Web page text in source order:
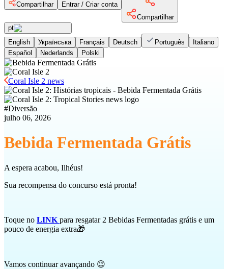
Compartilhar
Entrar / Criar conta
Compartilhar
pt
English
Українська Français Deutsch Português
Italiano
Español
Nederlands Polski
Coral Isle 2 news
#Diversão
julho 06, 2026
Bebida Fermentada Grátis
A espera acabou, Ilhéus!
Sua recompensa do concurso está pronta!
Toque no LINK para resgatar 2 Bebidas Fermentadas grátis e um
pouco de energia extra🎁
Vamos continuar avançando 😉